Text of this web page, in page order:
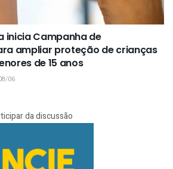
inicia Campanha de
ampliar proteção de crianças
de 15 anos
06
da discussão